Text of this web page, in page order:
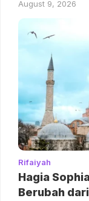
August 9, 2026
Rifaiyah
Hagia
Berubah